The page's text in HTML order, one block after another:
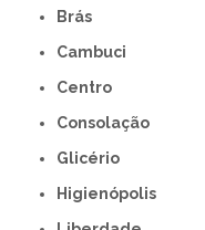
Brás
Cambuci
Centro
Consolação
Glicério
Higienópolis